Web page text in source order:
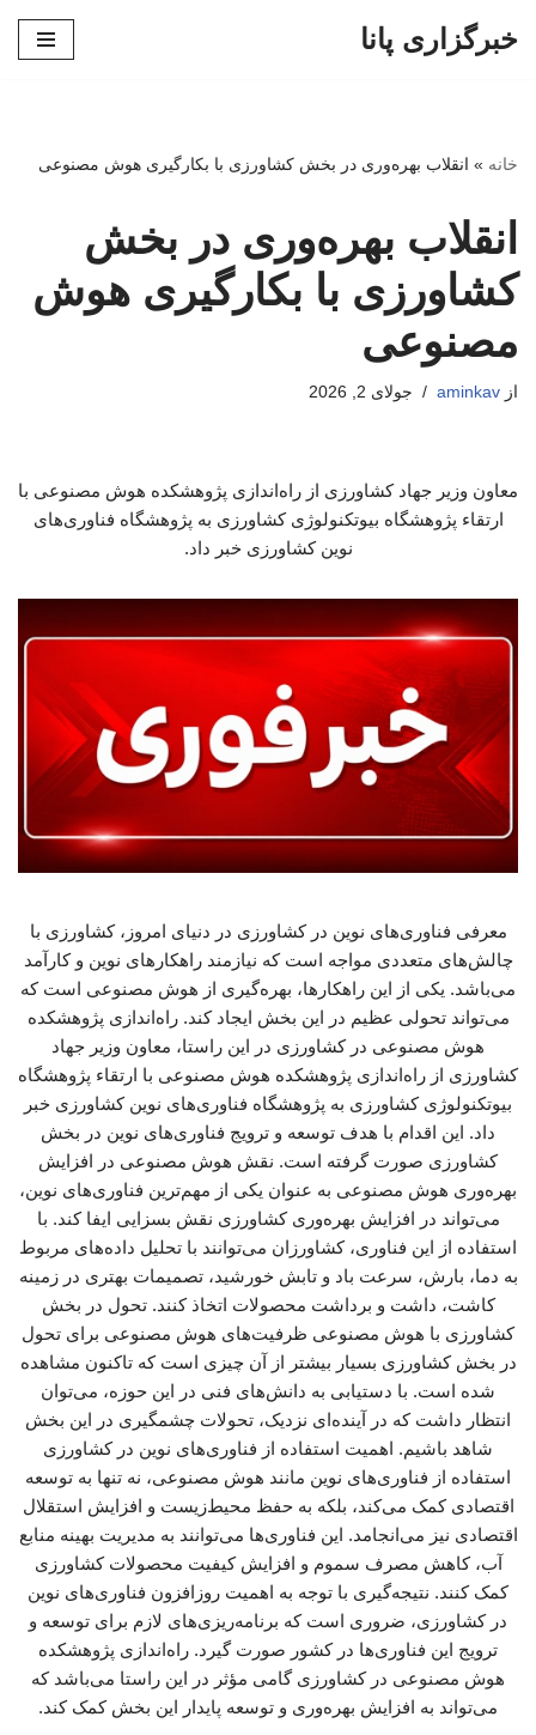
خبرگزاری پانا
خانه » انقلاب بهره‌وری در بخش کشاورزی با بکارگیری هوش مصنوعی
انقلاب بهره‌وری در بخش
کشاورزی با بکارگیری هوش
مصنوعی
از aminkav جولای 2, 2026
معاون وزیر جهاد کشاورزی از راه‌اندازی پژوهشکده هوش مصنوعی با
ارتقاء پژوهشگاه بیوتکنولوژی کشاورزی به پژوهشگاه فناوری‌های
نوین کشاورزی خبر داد.
معرفی فناوری‌های نوین در کشاورزی در دنیای امروز، کشاورزی با
چالش‌های متعددی مواجه است که نیازمند راهکارهای نوین و کارآمد
می‌باشد. یکی از این راهکارها، بهره‌گیری از هوش مصنوعی است که
می‌تواند تحولی عظیم در این بخش ایجاد کند. راه‌اندازی پژوهشکده
هوش مصنوعی در کشاورزی در این راستا، معاون وزیر جهاد
کشاورزی از راه‌اندازی پژوهشکده هوش مصنوعی با ارتقاء پژوهشگاه
بیوتکنولوژی کشاورزی به پژوهشگاه فناوری‌های نوین کشاورزی خبر
داد. این اقدام با هدف توسعه و ترویج فناوری‌های نوین در بخش
کشاورزی صورت گرفته است. نقش هوش مصنوعی در افزایش
بهره‌وری هوش مصنوعی به عنوان یکی از مهم‌ترین فناوری‌های نوین،
می‌تواند در افزایش بهره‌وری کشاورزی نقش بسزایی ایفا کند. با
استفاده از این فناوری، کشاورزان می‌توانند با تحلیل داده‌های مربوط
به دما، بارش، سرعت باد و تابش خورشید، تصمیمات بهتری در زمینه
کاشت، داشت و برداشت محصولات اتخاذ کنند. تحول در بخش
کشاورزی با هوش مصنوعی ظرفیت‌های هوش مصنوعی برای تحول
در بخش کشاورزی بسیار بیشتر از آن چیزی است که تاکنون مشاهده
شده است. با دستیابی به دانش‌های فنی در این حوزه، می‌توان
انتظار داشت که در آینده‌ای نزدیک، تحولات چشمگیری در این بخش
شاهد باشیم. اهمیت استفاده از فناوری‌های نوین در کشاورزی
استفاده از فناوری‌های نوین مانند هوش مصنوعی، نه تنها به توسعه
اقتصادی کمک می‌کند، بلکه به حفظ محیط‌زیست و افزایش استقلال
اقتصادی نیز می‌انجامد. این فناوری‌ها می‌توانند به مدیریت بهینه منابع
آب، کاهش مصرف سموم و افزایش کیفیت محصولات کشاورزی
کمک کنند. نتیجه‌گیری با توجه به اهمیت روزافزون فناوری‌های نوین
در کشاورزی، ضروری است که برنامه‌ریزی‌های لازم برای توسعه و
ترویج این فناوری‌ها در کشور صورت گیرد. راه‌اندازی پژوهشکده
هوش مصنوعی در کشاورزی گامی مؤثر در این راستا می‌باشد که
می‌تواند به افزایش بهره‌وری و توسعه پایدار این بخش کمک کند.